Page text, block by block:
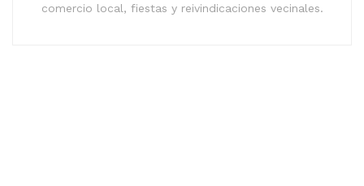
comercio local, fiestas y reivindicaciones vecinales.